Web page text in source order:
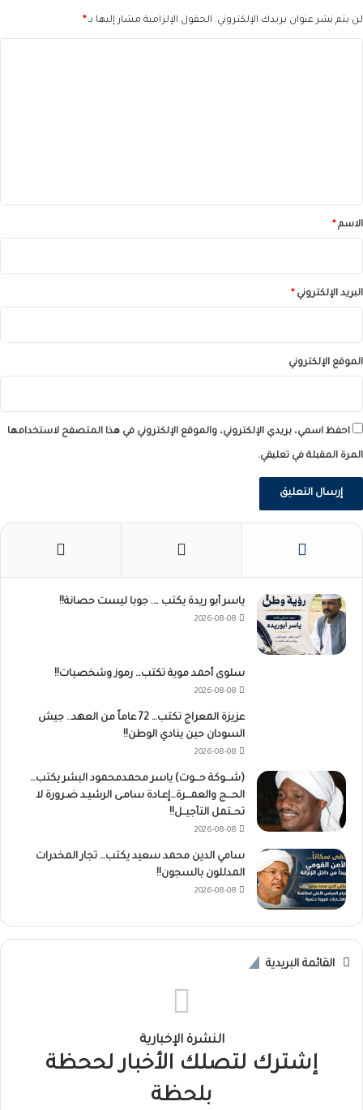
لن يتم نشر عنوان بريدك الإلكتروني. الحقول الإلزامية مشار إليها بـ *
*الاسم *
البريد الإلكتروني *
الموقع الإلكتروني
احفظ اسمي، بريدي الإلكتروني، والموقع الإلكتروني في هذا المتصفح لاستخدامها
المرة المقبلة في تعليقي.
ياسر أبو ريدة يكتب …. جوبا ليست حصانة!!
2026-08-08
سلوى أحمد موية تكتب… رموز وشخصيات!!
2026-08-08
عزيزة المعراج تكتب… 72 عاماً من العهد.. جيش
السودان حين ينادي الوطن!!
2026-08-08
(شـــوكة حـــوت) ياسر محمدمحمود البشر يكتب…
الحـــج والعمـــرة…إعـادة سامـى الرشيـد ضـرورة لا
تحــتمل التأجيــل!!
2026-08-08
سامي الدين محمد سعيد يكتب… تجار المخدرات
المدللون بالسجون!!
2026-08-08
القائمة البريدية
النشرة الإخبارية
إشترك لتصلك الأخبار لححظة
بلحظة